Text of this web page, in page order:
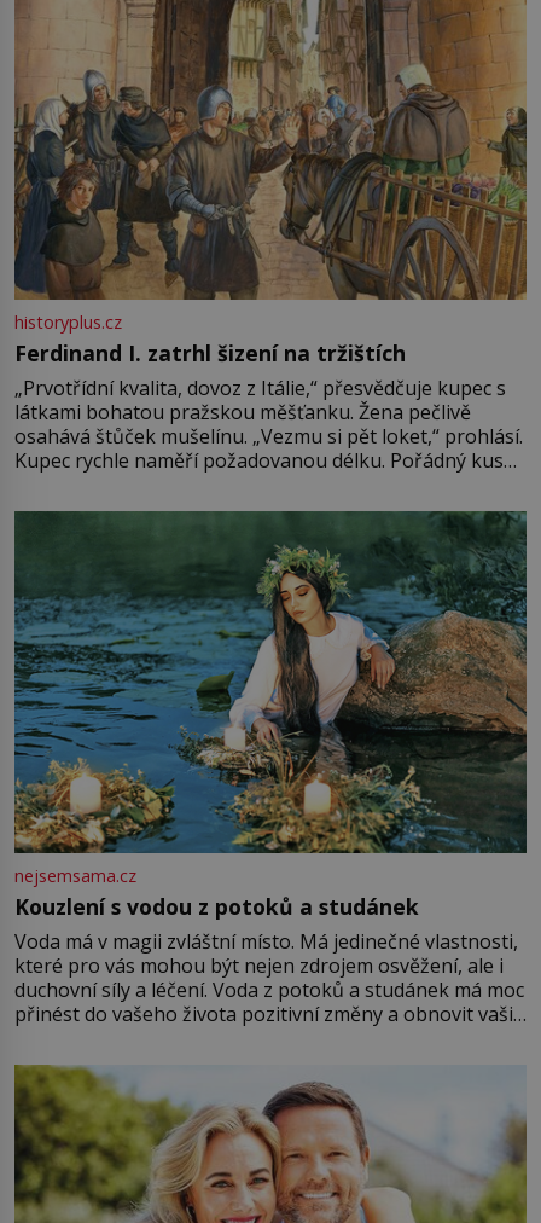
historyplus.cz
Ferdinand I. zatrhl šizení na tržištích
„Prvotřídní kvalita, dovoz z Itálie,“ přesvědčuje kupec s
látkami bohatou pražskou měšťanku. Žena pečlivě
osahává štůček mušelínu. „Vezmu si pět loket,“ prohlásí.
Kupec rychle naměří požadovanou délku. Pořádný kus
milostpaní. Stačí jenom na sukni,“ zhodnotí švadlena
množství růžového mušelínu. „Ošidili vás, podívejte.“
nejsemsama.cz
Kouzlení s vodou z potoků a studánek
Voda má v magii zvláštní místo. Má jedinečné vlastnosti,
které pro vás mohou být nejen zdrojem osvěžení, ale i
duchovní síly a léčení. Voda z potoků a studánek má moc
přinést do vašeho života pozitivní změny a obnovit vaši
můžete obohatit své rituály a přinést do svého života
větší harmonii a klid. Je důležité